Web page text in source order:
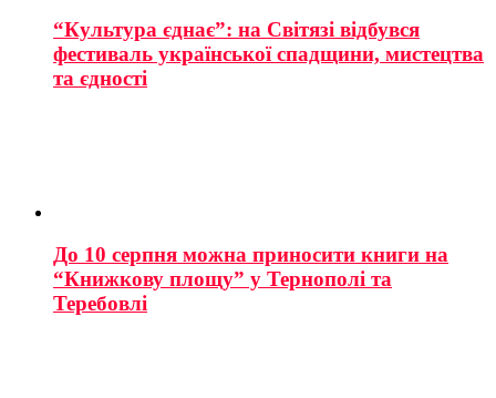
“Культура єднає”: на Світязі відбувся
фестиваль української спадщини, мистецтва
та єдності
До 10 серпня можна приносити книги на
“Книжкову площу” у Тернополі та
Теребовлі